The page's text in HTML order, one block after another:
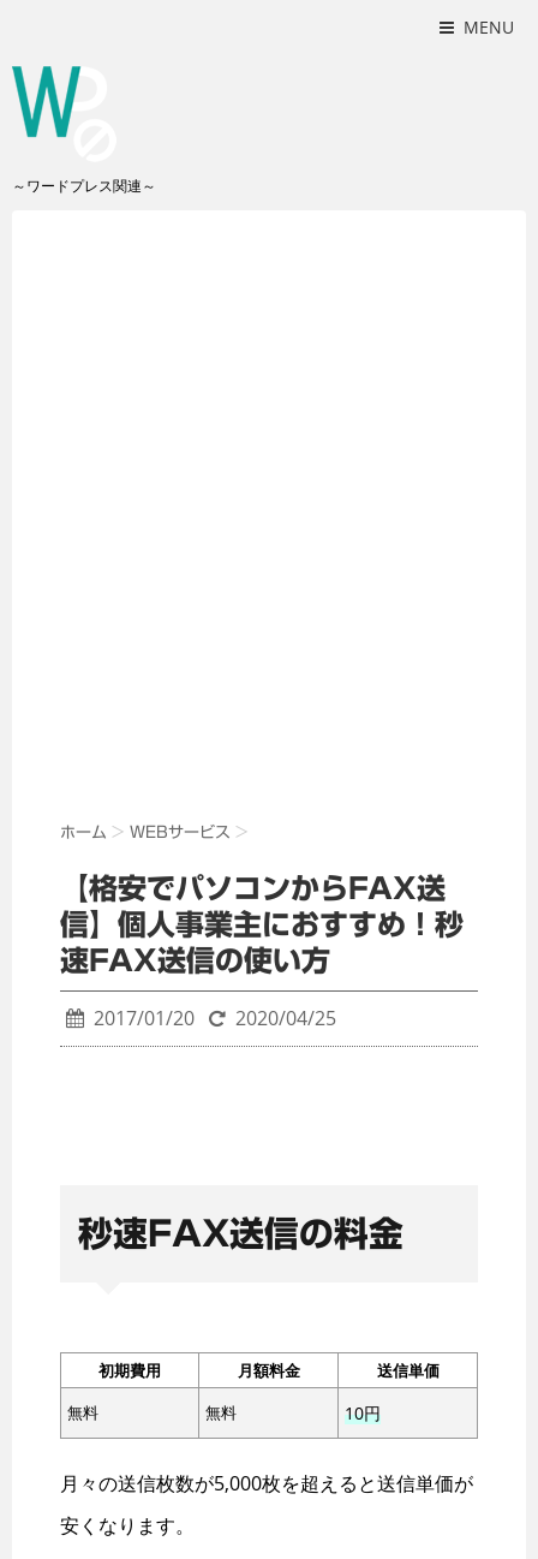
MENU
～ワードプレス関連～
ホーム > WEBサービス >
【格安でパソコンからFAX送
信】個人事業主におすすめ！秒
速FAX送信の使い方
2017/01/20 2020/04/25
秒速FAX送信の料金
初期費用 月額料金
送信単価
無料
無料 10円
月々の送信枚数が5,000枚を超えると送信単価が
安くなります。